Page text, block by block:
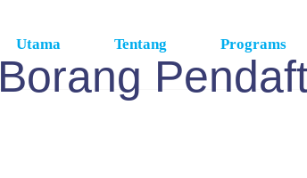
Utama Tentang Programs
Borang